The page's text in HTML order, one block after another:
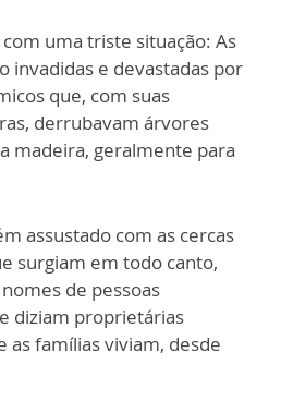
uma triste situação: As
invadidas e devastadas por
que, com suas
derrubavam árvores
madeira, geralmente para
assustado com as cercas
surgiam em todo canto,
de pessoas
diziam proprietárias
as famílias viviam, desde